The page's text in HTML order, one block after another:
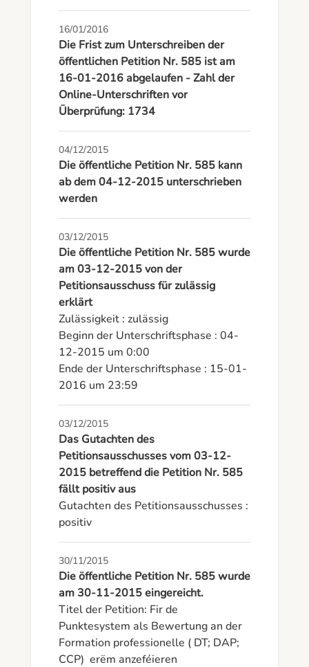
16/01/2016
Die Frist zum Unterschreiben der
öffentlichen Petition Nr. 585 ist am
16-01-2016 abgelaufen - Zahl der
Online-Unterschriften vor
Überprüfung: 1734
04/12/2015
Die öffentliche Petition Nr. 585 kann
ab dem 04-12-2015 unterschrieben
werden
03/12/2015
Die öffentliche Petition Nr. 585 wurde
am 03-12-2015 von der
Petitionsausschuss für zulässig
erklärt
Zulässigkeit : zulässig
Beginn der Unterschriftsphase : 04-
12-2015 um 0:00
Ende der Unterschriftsphase : 15-01-
2016 um 23:59
03/12/2015
Das Gutachten des
Petitionsausschusses vom 03-12-
2015 betreffend die Petition Nr. 585
fällt positiv aus
Gutachten des Petitionsausschusses :
positiv
30/11/2015
Die öffentliche Petition Nr. 585 wurde
am 30-11-2015 eingereicht.
Titel der Petition: Fir de
Punktesystem als Bewertung an der
Formation professionelle ( DT; DAP;
CCP)  erëm anzeféieren